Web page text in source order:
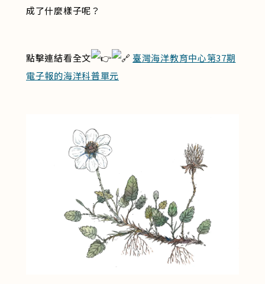
成了什麼樣子呢？
點擊連結看全文
臺灣海洋教育中心第37期
電子報的海洋科普單元